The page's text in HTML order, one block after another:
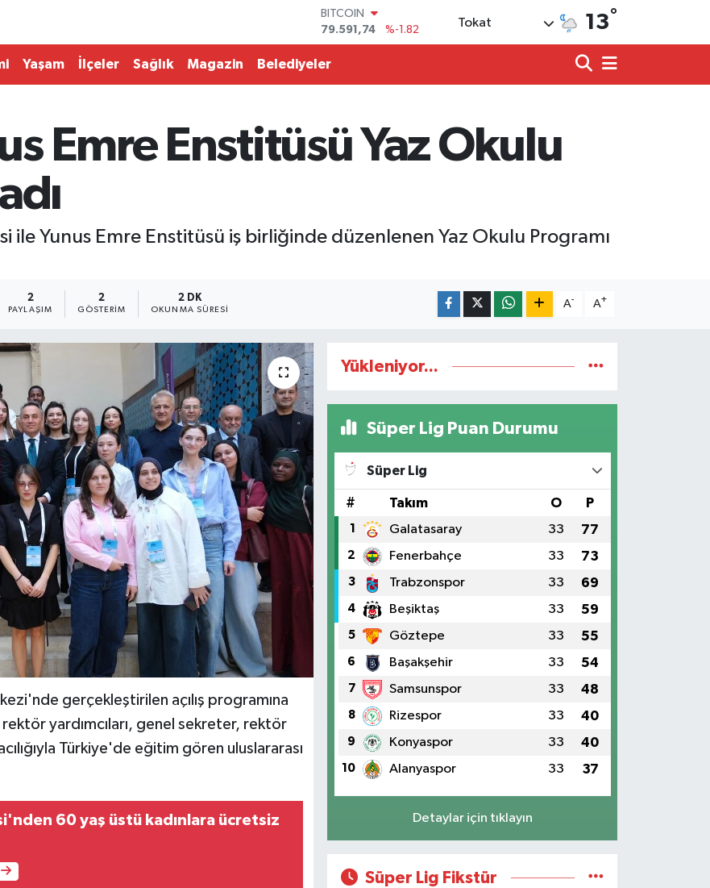
DOLAR
45,43620
%0.02
EURO
53,38690
6862,09000
BİST100
14.598,00
%0
Tokat 13°
Yaşam İlçeler Sağlık Magazin Belediyeler
Emre Enstitüsü Yaz Okulu
ile Yunus Emre Enstitüsü iş birliğinde düzenlenen Yaz Okulu Programı
2
PAYLAŞIM
2
GÖSTERIM
2 DK
OKUNMA SÜRESI
A- A+
gerçekleştirilen açılış programına
rektör yardımcıları, genel sekreter, rektör
Türkiye'de eğitim gören uluslararası
60 yaş üstü kadınlara ücretsiz
Yükleniyor...
Süper Lig Puan Durumu
Süper Lig
# Takım O P
1 Galatasaray 33 77
2 Fenerbahçe 33 73
3 Trabzonspor 33 69
4 Beşiktaş 33 59
5 Göztepe 33 55
6 Başakşehir 33 54
7 Samsunspor 33 48
8 Rizespor 33 40
9 Konyaspor 33 40
10 Alanyaspor 33 37
Detaylar için tıklayın
Süper Lig Fikstür